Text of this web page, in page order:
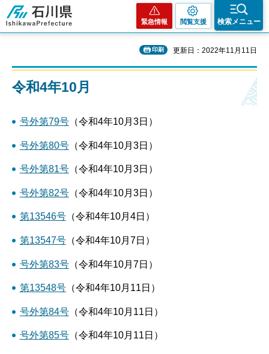
石川県
緊急情報 閲覧支援 検索メニュー
印刷 更新日：2022年11月11日
令和4年10月
号外第79号（令和4年10月3日）
号外第80号（令和4年10月3日）
号外第81号（令和4年10月3日）
号外第82号（令和4年10月3日）
第13546号（令和4年10月4日）
第13547号（令和4年10月7日）
号外第83号（令和4年10月7日）
第13548号（令和4年10月11日）
号外第84号（令和4年10月11日）
号外第85号（令和4年10月11日）